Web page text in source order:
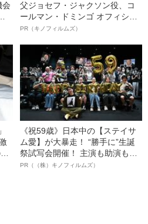
会
父ジョセフ・ジャクソン役、コ
ールマン・ドミンゴ オフィシャ
ルインタビュー“観客を魅了した
語る”《日本興収70億円突破》
PR（キノフィルムズ）
《祝59歳》日本中の【ステイサ
ム愛】が大暴走！ “勝手に”生誕
祭試写会開催！ 主演も助演も全
部ステイサム！「ステサミー
PR（（株）キノフィルムズ）